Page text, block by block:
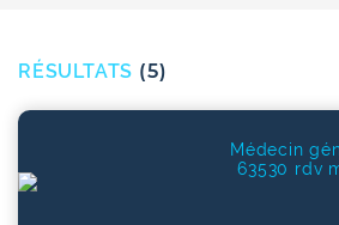
RÉSULTATS (5)
Médecin
63530 rdv